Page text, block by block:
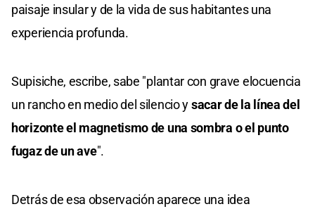
paisaje insular y de la vida de sus habitantes una
experiencia profunda.
Supisiche, escribe, sabe "plantar con grave elocuencia
un rancho en medio del silencio ysacar de la línea del
horizonte el magnetismo de una sombra o el punto
fugaz de un ave".
Detrás de esa observación aparece una idea